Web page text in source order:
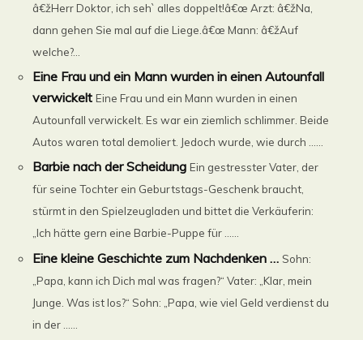
â€žHerr Doktor, ich seh` alles doppelt!â€œ Arzt: â€žNa,
dann gehen Sie mal auf die Liege.â€œ Mann: â€žAuf
welche?...
Eine Frau und ein Mann wurden in einen Autounfall
verwickelt Eine Frau und ein Mann wurden in einen
Autounfall verwickelt. Es war ein ziemlich schlimmer. Beide
Autos waren total demoliert. Jedoch wurde, wie durch ......
Barbie nach der Scheidung Ein gestresster Vater, der
für seine Tochter ein Geburtstags-Geschenk braucht,
stürmt in den Spielzeugladen und bittet die Verkäuferin:
„Ich hätte gern eine Barbie-Puppe für ......
Eine kleine Geschichte zum Nachdenken … Sohn:
„Papa, kann ich Dich mal was fragen?“ Vater: „Klar, mein
Junge. Was ist los?“ Sohn: „Papa, wie viel Geld verdienst du
in der ......